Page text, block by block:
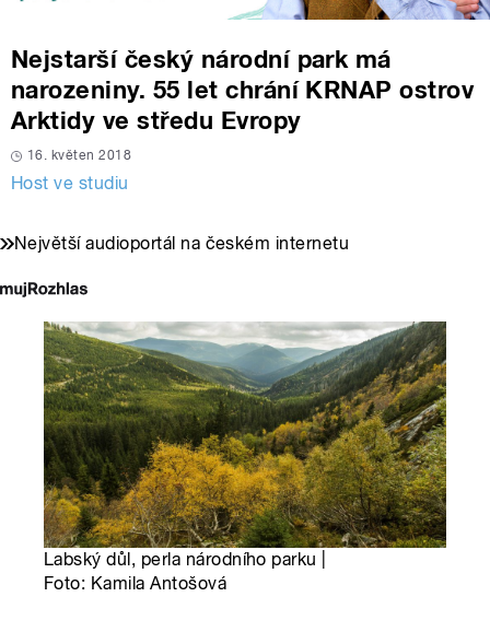
Nejstarší český národní park má
narozeniny. 55 let chrání KRNAP ostrov
Arktidy ve středu Evropy
16. květen 2018
Host ve studiu
Největší audioportál na českém internetu
Labský důl, perla národního parku |
Foto: Kamila Antošová